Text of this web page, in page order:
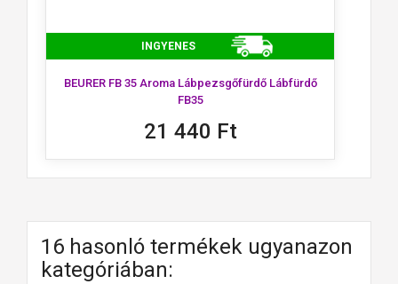
INGYENES
BEURER FB 35 Aroma Lábpezsgőfürdő Lábfürdő
FB35
21 440 Ft
16 hasonló termékek ugyanazon
kategóriában: